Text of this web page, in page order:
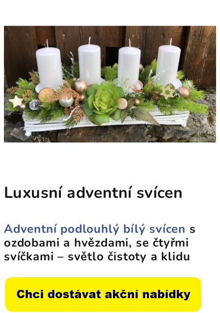
Luxusní adventní svícen
Adventní podlouhlý bílý svícen s
ozdobami a hvězdami, se čtyřmi
svíčkami – světlo čistoty a klidu